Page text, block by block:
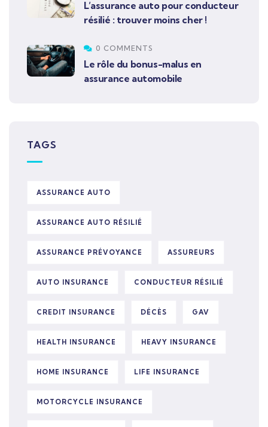
L’assurance auto pour conducteur
résilié : trouver moins cher !
0 COMMENTS
Le rôle du bonus-malus en
assurance automobile
TAGS
ASSURANCE AUTO
ASSURANCE AUTO RÉSILIÉ
ASSURANCE PRÉVOYANCE ASSUREURS
AUTO INSURANCE CONDUCTEUR RÉSILIÉ
CREDIT INSURANCE DÉCÈS GAV
HEALTH INSURANCE HEAVY INSURANCE
HOME INSURANCE LIFE INSURANCE
MOTORCYCLE INSURANCE